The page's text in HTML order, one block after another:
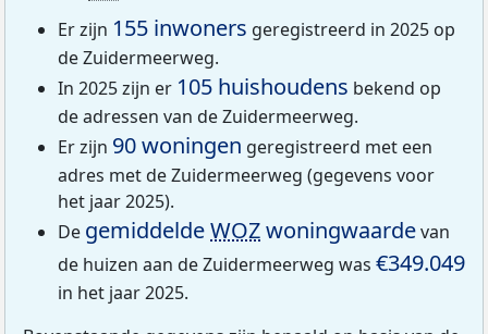
Er zijn 155 inwoners geregistreerd in 2025 op
de Zuidermeerweg.
In 2025 zijn er 105 huishoudens bekend op
de adressen van de Zuidermeerweg.
Er zijn 90 woningen geregistreerd met een
adres met de Zuidermeerweg (gegevens voor
het jaar 2025).
De gemiddeldeWOZwoningwaardevan
de huizen aan de Zuidermeerweg was €349.049
in het jaar 2025.